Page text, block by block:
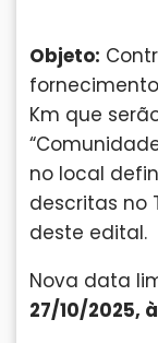
Objeto:
Km que
no local
descritas no
deste edital.
Nova data
27/10/2025,